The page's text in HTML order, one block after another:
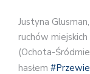
Justyna
ruchów
(Ochota-
hasłem #